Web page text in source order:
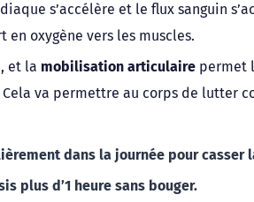
s’accélère et le flux sanguin
en oxygène vers les muscles.
et la mobilisation articulaire permet
va permettre au corps de lutter
dans la journée pour casser
plus d’1 heure sans bouger.